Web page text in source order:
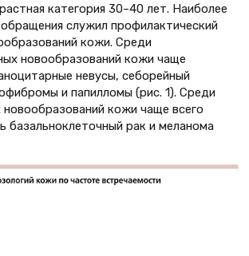
категория 30–40 лет. Наиболее
служил профилактический
кожи. Среди
новообразований кожи чаще
невусы, себорейный
и папилломы (рис. 1). Среди
новообразований кожи чаще всего
базальноклеточный рак и меланома